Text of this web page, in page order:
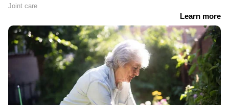
ആയിരുന്നു. മരുന്നുകൾ
ഉപയോഗിക്കുന്നതിനാൽ ഇപ്പോൾ 143 -ലാണ്
കൊളസ്ട്രോൾ. മോശം കോളസ്ട്രോളായ
എൽഡിഎൽ കുറയ്ക്കുന്നതിനും നല്ല
കൊളസ്ട്രോായ എച്ച്ഡിഎൽ കൂട്ടുന്നതിനുമായി
ട്രംപ് റോസുവാസ്റ്റാറ്റിൻ, എസെറ്റിമൈബ് എന്നീ
മരുന്നുകൾ കഴിക്കുന്നു. ഒപ്പം ആസ്പിരിന്‍റെ